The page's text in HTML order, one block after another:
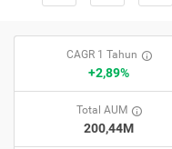
CAGR 1 Tahun
+2,89%
Total AUM
200,44M